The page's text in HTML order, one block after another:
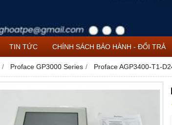
TIN TỨC CHÍNH SÁCH BẢO HÀNH - ĐỔI TRẢ
Proface GP3000 Series Proface AGP3400-T1-